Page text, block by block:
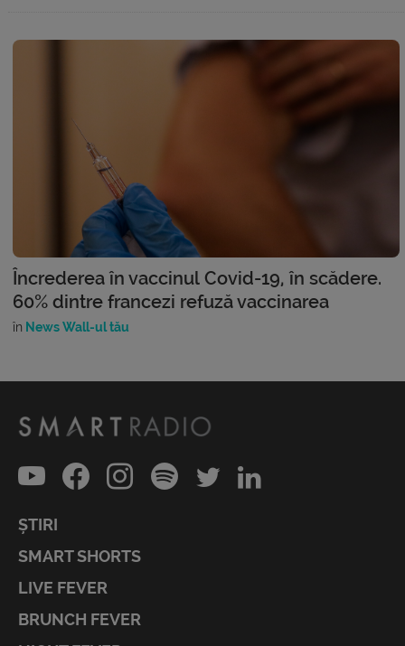
Încrederea în vaccinul Covid-19, în scădere.
60% dintre francezi refuză vaccinarea
în News Wall-ul tău
ȘTIRI
SMART SHORTS
LIVE FEVER
BRUNCH FEVER